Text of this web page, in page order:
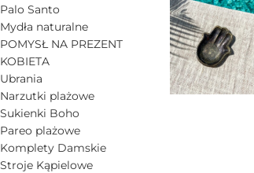
Palo Santo
Mydła naturalne
POMYSŁ NA PREZENT
KOBIETA
Ubrania
Narzutki plażowe
Sukienki Boho
Pareo plażowe
Komplety Damskie
Stroje Kąpielowe